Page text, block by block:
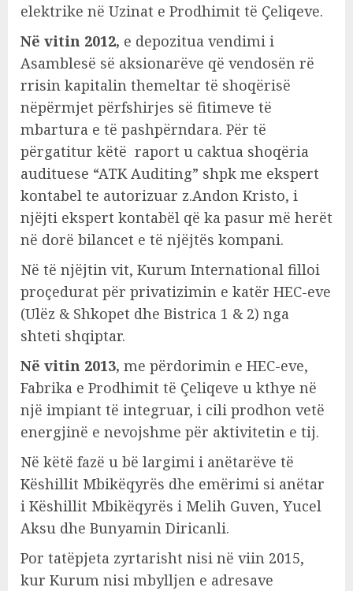
elektrike në Uzinat e Prodhimit të Çeliqeve.
Në vitin 2012, e depozitua vendimi i
Asamblesë së aksionarëve që vendosën rë
rrisin kapitalin themeltar të shoqërisë
nëpërmjet përfshirjes së fitimeve të
mbartura e të pashpërndara. Për të
përgatitur këtë raport u caktua shoqëria
audituese “ATK Auditing” shpk me ekspert
kontabel te autorizuar z.Andon Kristo, i
njëjti ekspert kontabël që ka pasur më herët
në dorë bilancet e të njëjtës kompani.
Në të njëjtin vit, Kurum International filloi
proçedurat për privatizimin e katër HEC-eve
(Ulëz & Shkopet dhe Bistrica 1 & 2) nga
shteti shqiptar.
Në vitin 2013, me përdorimin e HEC-eve,
Fabrika e Prodhimit të Çeliqeve u kthye në
një impiant të integruar, i cili prodhon vetë
energjinë e nevojshme për aktivitetin e tij.
Në këtë fazë u bë largimi i anëtarëve të
Këshillit Mbikëqyrës dhe emërimi si anëtar
i Këshillit Mbikëqyrës i Melih Guven, Yucel
Aksu dhe Bunyamin Diricanli.
Por tatëpjeta zyrtarisht nisi në viin 2015,
kur Kurum nisi mbylljen e adresave